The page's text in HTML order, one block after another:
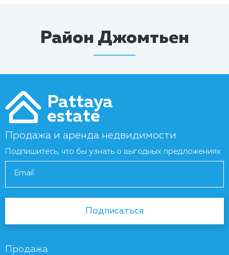
Район Джомтьен
Pattaya
estate
Продажа и аренда недвидимости
Подпишитесь, что бы узнать о выгодных предложениях
Email
Подписаться
Продажа